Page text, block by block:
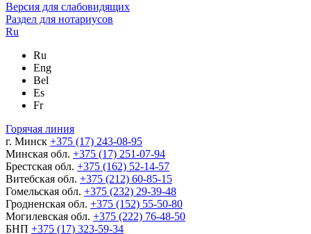
Версия для слабовидящих
Раздел для нотариусов
Ru
Ru
Eng
Bel
Es
Fr
Горячая линия
г. Минск +375 (17) 243-08-95
Минская обл. +375 (17) 251-07-94
Брестская обл. +375 (162) 52-14-57
Витебская обл. +375 (212) 60-85-15
Гомельская обл. +375 (232) 29-39-48
Гродненская обл. +375 (152) 55-50-80
Могилевская обл. +375 (222) 76-48-50
БНП +375 (17) 323-59-34